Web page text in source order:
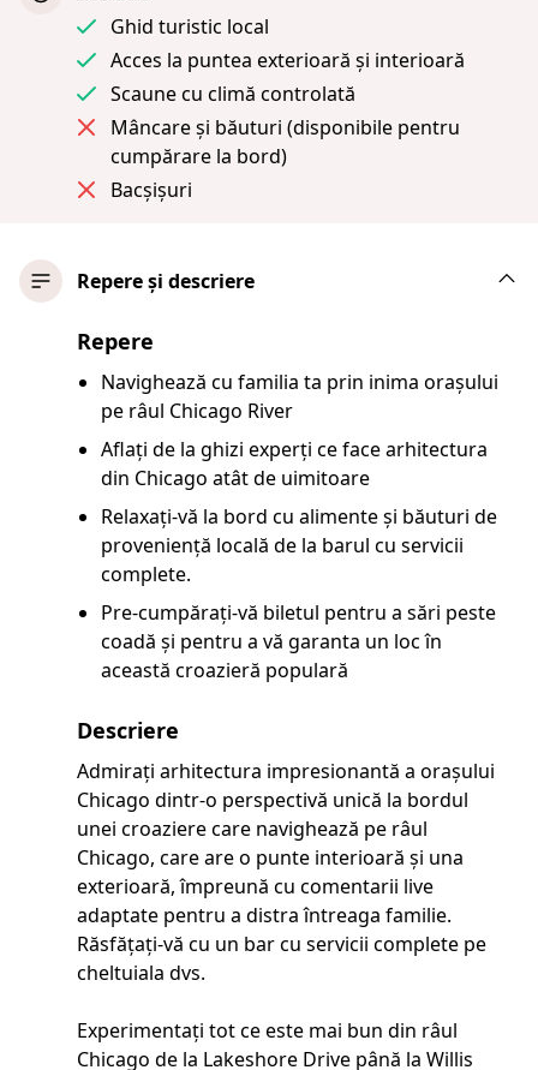
Ghid turistic local
Acces la puntea exterioară și interioară
Scaune cu climă controlată
Mâncare și băuturi (disponibile pentru
cumpărare la bord)
Bacșișuri
Repere și descriere
Repere
Navighează cu familia ta prin inima orașului
pe râul Chicago River
Aflați de la ghizi experți ce face arhitectura
din Chicago atât de uimitoare
Relaxați-vă la bord cu alimente și băuturi de
proveniență locală de la barul cu servicii
complete.
Pre-cumpărați-vă biletul pentru a sări peste
coadă și pentru a vă garanta un loc în
această croazieră populară
Descriere
Admirați arhitectura impresionantă a orașului
Chicago dintr-o perspectivă unică la bordul
unei croaziere care navighează pe râul
Chicago, care are o punte interioară și una
exterioară, împreună cu comentarii live
adaptate pentru a distra întreaga familie.
Răsfățați-vă cu un bar cu servicii complete pe
cheltuiala dvs.
Experimentați tot ce este mai bun din râul
Chicago de la Lakeshore Drive până la Willis